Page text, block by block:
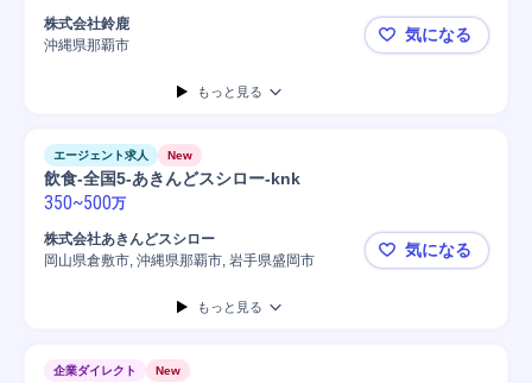
株式会社鈴鹿
沖縄県那覇市
🟡【沖縄／
気になる
もっと見る
エージェント求人 New
飲食-全国5-あきんどスシロー-knk
350~500万
株式会社あきんどスシロー
岡山県倉敷市, 沖縄県那覇市, 岩手県盛岡市
飲食-全国5-
気になる
もっと見る
企業ダイレクト New